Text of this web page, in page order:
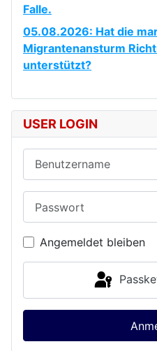
Falle.
05.08.2026: Hat die
Migrantenansturm
unterstützt?
USER LOGIN
Angemeldet bleiben